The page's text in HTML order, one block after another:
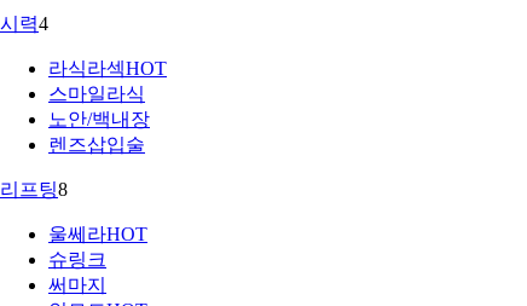
시력4
라식라섹HOT
스마일라식
노안/백내장
렌즈삽입술
리프팅8
울쎄라HOT
슈링크
써마지